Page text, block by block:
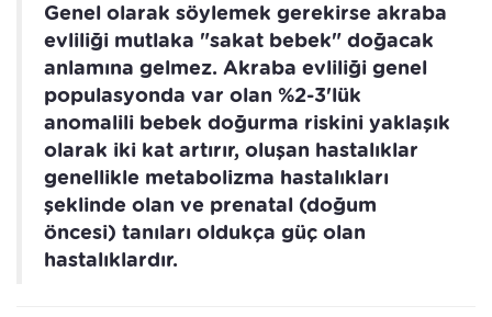
Genel olarak söylemek gerekirse akraba
evliliği mutlaka "sakat bebek" doğacak
anlamına gelmez. Akraba evliliği genel
populasyonda var olan %2-3'lük
anomalili bebek doğurma riskini yaklaşık
olarak iki kat artırır, oluşan hastalıklar
genellikle metabolizma hastalıkları
şeklinde olan ve prenatal (doğum
öncesi) tanıları oldukça güç olan
hastalıklardır.